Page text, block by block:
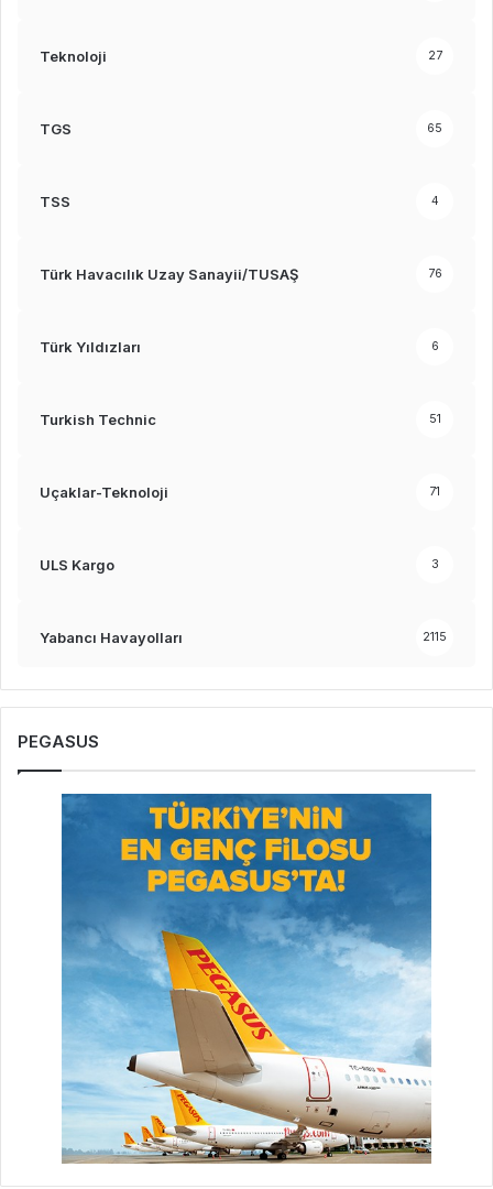
Teknoloji 27
TGS 65
TSS 4
Türk Havacılık Uzay Sanayii/TUSAŞ 76
Türk Yıldızları 6
Turkish Technic 51
Uçaklar-Teknoloji 71
ULS Kargo 3
Yabancı Havayolları 2115
PEGASUS